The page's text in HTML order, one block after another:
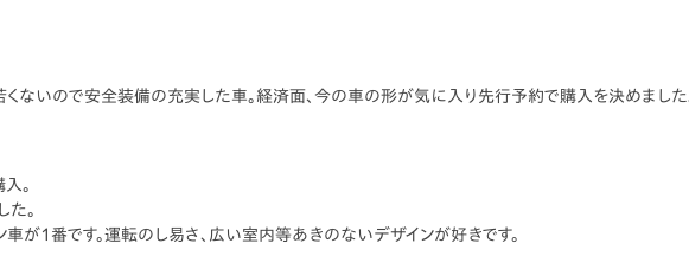
ないので安全装備の充実した車。経済面、今の車の形が気に入り先行予約で購入を決めました
。
た。
が1番です。運転のし易さ、広い室内等あきのないデザインが好きです。